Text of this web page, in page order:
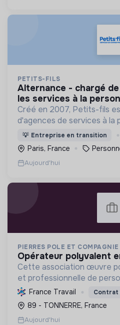
PETITS-FILS
alternance - chargé de coordination dans
les services à la
Créé en 2007, Petits-fils
d'agences de services à la
dans l'aide à domicile pour
💡 Entreprise en transition
Paris, France
Aujourd'hui
PIERRES POLE ET COMPAGNIE
opérateur polyvalent
Cette association œuvre
et professionnelle de
proposant divers services
verts, encombrants, sous-
contri...
France Travail Contrat
89 - TONNERRE, France
Aujourd'hui